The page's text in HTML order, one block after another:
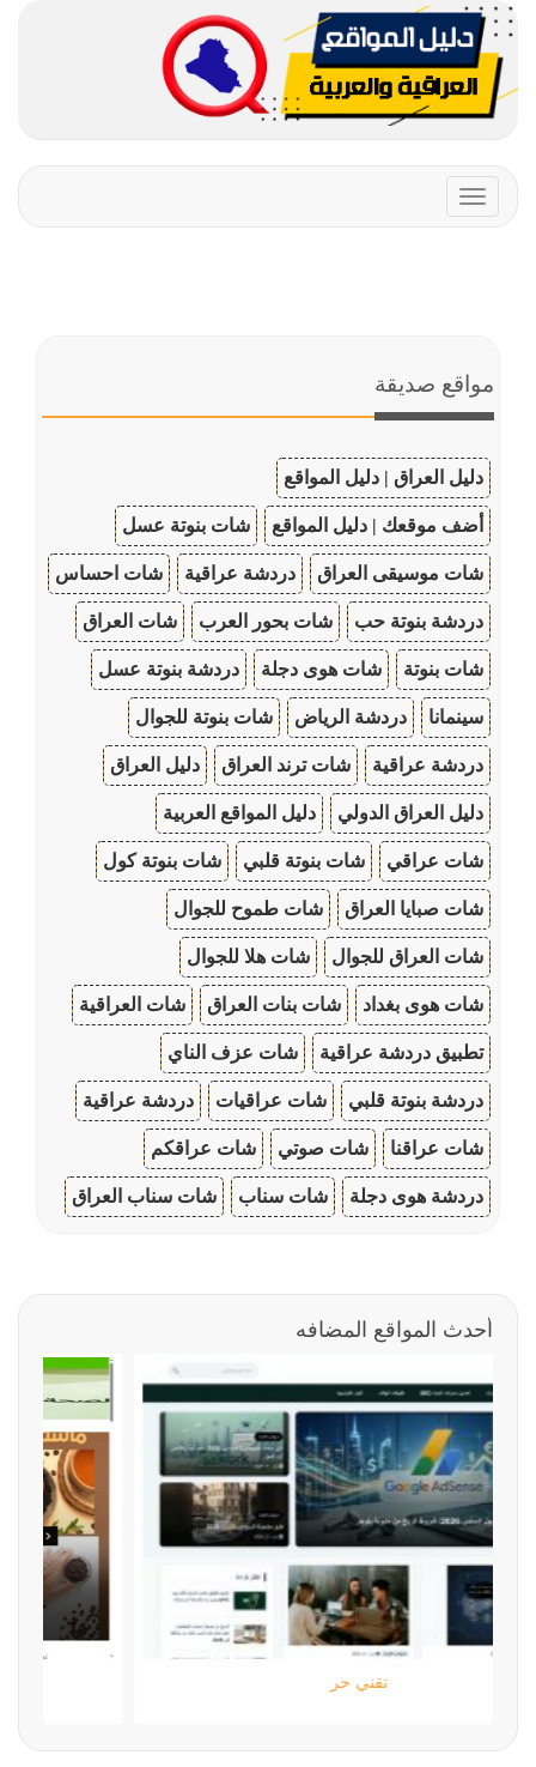
Toggle
navigation
مواقع صديقة
دليل العراق | دليل المواقع
أضف موقعك | دليل المواقع شات بنوتة عسل
شات موسيقى العراق دردشة عراقية شات احساس
دردشة بنوتة حب شات بحور العرب شات العراق
شات بنوتة شات هوى دجلة دردشة بنوتة عسل
سينمانا دردشة الرياض شات بنوتة للجوال
دردشة عراقية شات ترند العراق دليل العراق
دليل العراق الدولي دليل المواقع العربية
شات عراقي شات بنوتة قلبي شات بنوتة كول
شات صبايا العراق شات طموح للجوال
شات العراق للجوال شات هلا للجوال
شات هوى بغداد شات بنات العراق شات العراقية
تطبيق دردشة عراقية شات عزف الناي
دردشة بنوتة قلبي شات عراقيات دردشة عراقية
شات عراقنا شات صوتي شات عراقكم
دردشة هوى دجلة شات سناب شات سناب العراق
أحدث المواقع المضافه